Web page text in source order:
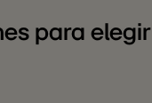
para elegir